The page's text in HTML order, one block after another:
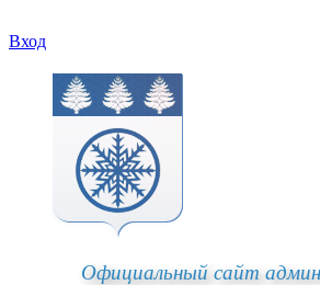
Вход
Официальный сайт